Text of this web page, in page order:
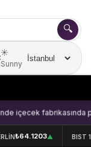
🔍
☀️
Sunny
içecek fabrikasında
₺64.1203▲ BIST